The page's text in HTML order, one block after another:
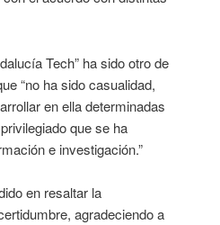
Tech” ha sido otro de
“no ha sido casualidad,
en ella determinadas
que se ha
e investigación.”
en resaltar la
agradeciendo a